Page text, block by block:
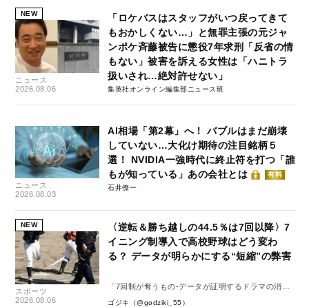
NEW
ニュース
2026.08.06
「ロケバスはスタッフがいつ戻ってきて
もおかしくない…」と無罪主張の元ジャ
ンポケ斉藤被告に懲役7年求刑「反省の情
もない」被害を訴える女性は「ハニトラ
扱いされ…絶対許せない」
集英社オンライン編集部ニュース班
ニュース
2026.08.03
AI相場「第2幕」へ！ バブルはまだ崩壊
していない…大化け期待の注目銘柄５
選！ NVIDIA一強時代に終止符を打つ「誰
もが知っている」あの会社とは
有料
石井僚一
NEW
スポーツ
2026.08.06
〈逆転＆勝ち越しの44.5％は7回以降〉7
イニング制導入で高校野球はどう変わ
る？ データが明らかにする“短縮”の弊害
「7回制が奪うもの-データが証明するドラマの消
失-」
ゴジキ（@godziki_55）